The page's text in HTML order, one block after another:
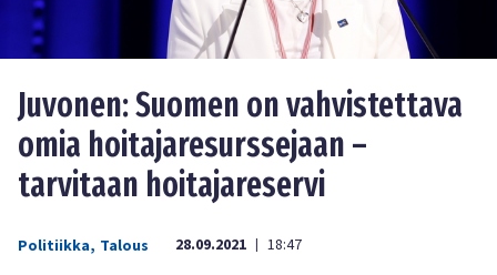
Juvonen: Suomen on vahvistettava
omia hoitajaresurssejaan –
tarvitaan hoitajareservi
Politiikka, Talous 28.09.2021 | 18:47